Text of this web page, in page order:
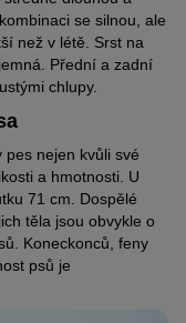
se silnou, ale
než v létě. Srst na
Přední a zadní
chlupy.
nejen kvůli své
a hmotnosti. U
71 cm. Dospělé
těla jsou obvykle o
Koneckonců, feny
psů je